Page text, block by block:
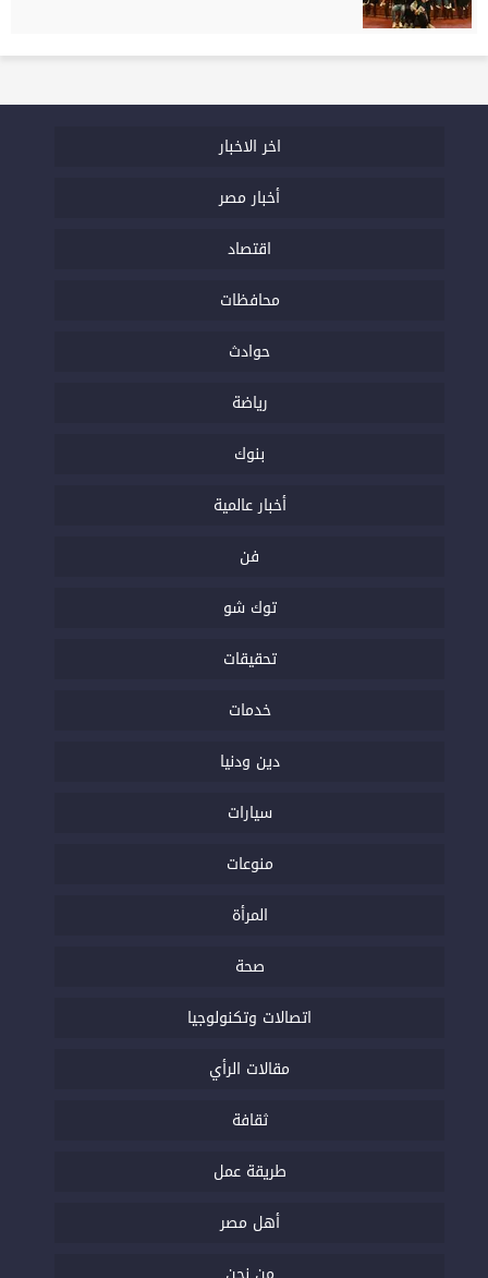
اخر الاخبار
أخبار مصر
اقتصاد
محافظات
حوادث
رياضة
بنوك
أخبار عالمية
فن
توك شو
تحقيقات
خدمات
دين ودنيا
سيارات
منوعات
المرأة
صحة
اتصالات وتكنولوجيا
مقالات الرأي
ثقافة
طريقة عمل
أهل مصر